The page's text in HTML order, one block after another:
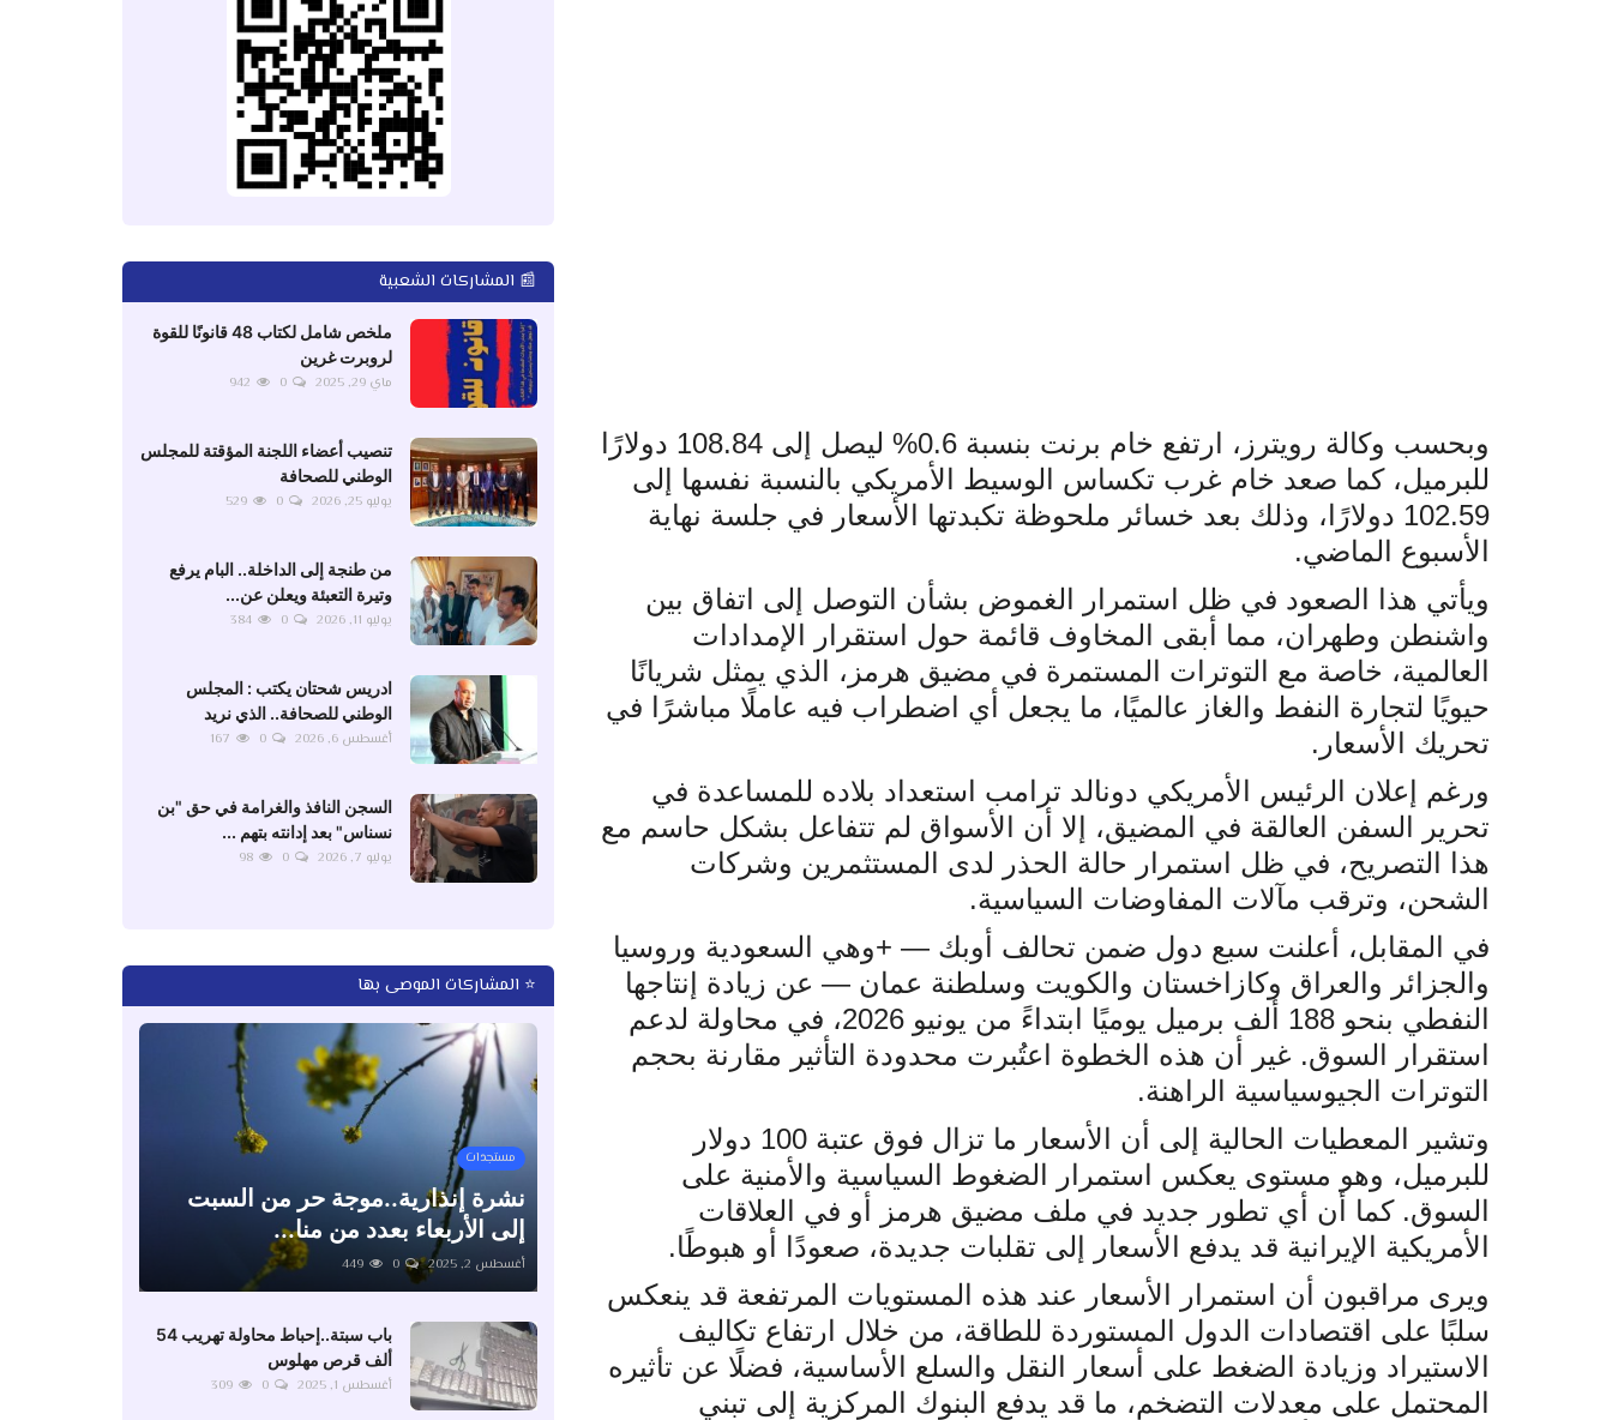
وبحسب وكالة رويترز، ارتفع خام برنت بنسبة 0.6% ليصل إلى 108.84 دولارًا
للبرميل، كما صعد خام غرب تكساس الوسيط الأمريكي بالنسبة نفسها إلى
102.59 دولارًا، وذلك بعد خسائر ملحوظة تكبدتها الأسعار في جلسة نهاية
الأسبوع الماضي.
ويأتي هذا الصعود في ظل استمرار الغموض بشأن التوصل إلى اتفاق بين
واشنطن وطهران، مما أبقى المخاوف قائمة حول استقرار الإمدادات
العالمية، خاصة مع التوترات المستمرة في مضيق هرمز، الذي يمثل شريانًا
حيويًا لتجارة النفط والغاز عالميًا، ما يجعل أي اضطراب فيه عاملًا مباشرًا في
تحريك الأسعار .
ورغم إعلان الرئيس الأمريكي دونالد ترامب استعداد بلاده للمساعدة في
تحرير السفن العالقة في المضيق، إلا أن الأسواق لم تتفاعل بشكل حاسم مع
هذا التصريح، في ظل استمرار حالة الحذر لدى المستثمرين وشركات
الشحن، وترقب مآلات المفاوضات السياسية.
في المقابل، أعلنت سبع دول ضمن تحالف أوبك + —وهي السعودية وروسيا
والجزائر والعراق وكازاخستان والكويت وسلطنة عمان — عن زيادة إنتاجها
النفطي بنحو 188 ألف برميل يوميًا ابتداءً من يونيو 2026، في محاولة لدعم
استقرار السوق. غير أن هذه الخطوة اعتُبرت محدودة التأثير مقارنة بحجم
التوترات الجيوسياسية الراهنة.
وتشير المعطيات الحالية إلى أن الأسعار ما تزال فوق عتبة 100 دولار
للبرميل، وهو مستوى يعكس استمرار الضغوط السياسية والأمنية على
السوق. كما أن أي تطور جديد في ملف مضيق هرمز أو في العلاقات
الأمريكية الإيرانية قد يدفع الأسعار إلى تقلبات جديدة، صعودًا أو هبوطًا.
ويرى مراقبون أن استمرار الأسعار عند هذه المستويات المرتفعة قد ينعكس
سلبًا على اقتصادات الدول المستوردة للطاقة، من خلال ارتفاع تكاليف
الاستيراد وزيادة الضغط على أسعار النقل والسلع الأساسية، فضلًا عن تأثيره
المحتمل على معدلات التضخم، ما قد يدفع البنوك المركزية إلى تبني
📰 المشاركات الشعبية
ملخص شامل لكتاب 48 قانونًا للقوة
لروبرت غرين
ماي 29, 2025
0
942
تنصيب أعضاء اللجنة المؤقتة للمجلس
الوطني للصحافة
يوليو 25, 2026
0
529
من طنجة إلى الداخلة.. البام يرفع
وتيرة التعبئة ويعلن عن...
يوليو 11, 2026
0
384
ادريس شحتان يكتب : المجلس
الوطني للصحافة.. الذي نريد
أغسطس 6, 2026
0
167
السجن النافذ والغرامة في حق "بن
نسناس" بعد إدانته بتهم ...
يوليو 7, 2026
0
98
⭐ المشاركات الموصى بها
مستجدات
نشرة إنذارية..موجة حر من السبت
إلى الأربعاء بعدد من منا...
أغسطس 2, 2025 0
449
باب سبتة..إحباط محاولة تهريب 54
ألف قرص مهلوس
أغسطس 1, 2025
0
309